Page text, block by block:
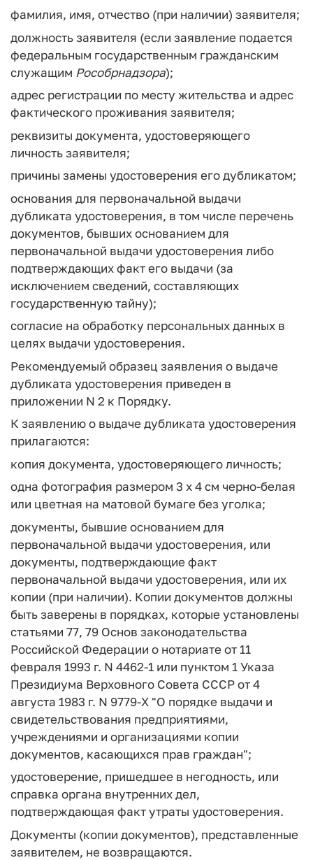
фамилия, имя, отчество (при наличии) заявителя;
должность заявителя (если заявление подается
федеральным государственным гражданским
служащим Рособрнадзора);
адрес регистрации по месту жительства и адрес
фактического проживания заявителя;
реквизиты документа, удостоверяющего
личность заявителя;
причины замены удостоверения его дубликатом;
основания для первоначальной выдачи
дубликата удостоверения, в том числе перечень
документов, бывших основанием для
первоначальной выдачи удостоверения либо
подтверждающих факт его выдачи (за
исключением сведений, составляющих
государственную тайну);
согласие на обработку персональных данных в
целях выдачи удостоверения.
Рекомендуемый образец заявления о выдаче
дубликата удостоверения приведен в
приложении N 2 к Порядку.
К заявлению о выдаче дубликата удостоверения
прилагаются:
копия документа, удостоверяющего личность;
одна фотография размером 3 х 4 см черно-белая
или цветная на матовой бумаге без уголка;
документы, бывшие основанием для
первоначальной выдачи удостоверения, или
документы, подтверждающие факт
первоначальной выдачи удостоверения, или их
копии (при наличии). Копии документов должны
быть заверены в порядках, которые установлены
статьями 77, 79 Основ законодательства
Российской Федерации о нотариате от 11
февраля 1993 г. N 4462-1 или пунктом 1 Указа
Президиума Верховного Совета СССР от 4
августа 1983 г. N 9779-Х "О порядке выдачи и
свидетельствования предприятиями,
учреждениями и организациями копии
документов, касающихся прав граждан";
удостоверение, пришедшее в негодность, или
справка органа внутренних дел,
подтверждающая факт утраты удостоверения.
Документы (копии документов), представленные
заявителем, не возвращаются.